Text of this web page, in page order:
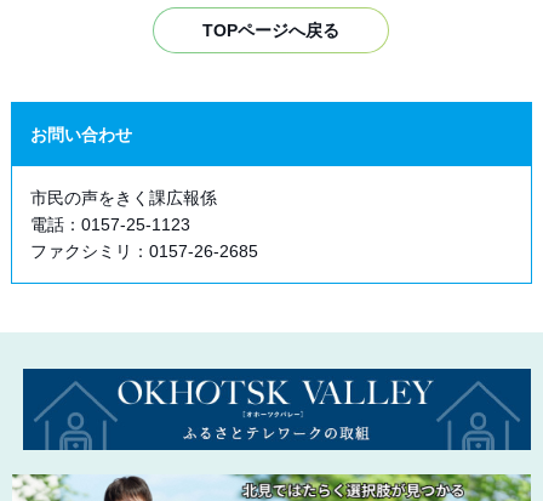
TOPページへ戻る
お問い合わせ
市民の声をきく課広報係
電話：0157-25-1123
ファクシミリ：0157-26-2685